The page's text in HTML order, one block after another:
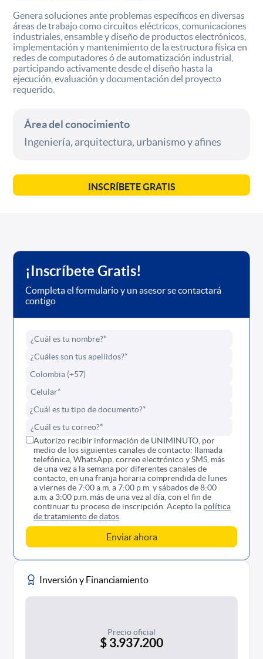
Genera soluciones ante problemas específicos en diversas
áreas de trabajo como circuitos eléctricos, comunicaciones
industriales, ensamble y diseño de productos electrónicos,
implementación y mantenimiento de la estructura física en
redes de computadores ó de automatización industrial,
participando activamente desde el diseño hasta la
ejecución, evaluación y documentación del proyecto
requerido.
Área del conocimiento
Ingeniería, arquitectura, urbanismo y afines
INSCRÍBETE GRATIS
¡Inscríbete Gratis!
Completa el formulario y un asesor se contactará
contigo
Autorizo recibir información de UNIMINUTO, por
medio de los siguientes canales de contacto: llamada
telefónica, WhatsApp, correo electrónico y SMS, más
de una vez a la semana por diferentes canales de
contacto, en una franja horaria comprendida de lunes
a viernes de 7:00 a.m. a 7:00 p.m. y sábados de 8:00
a.m. a 3:00 p.m. más de una vez al día, con el fin de
continuar tu proceso de inscripción. Acepto la política
de tratamiento de datos
Inversión y Financiamiento
Precio oficial
$ 3.937.200